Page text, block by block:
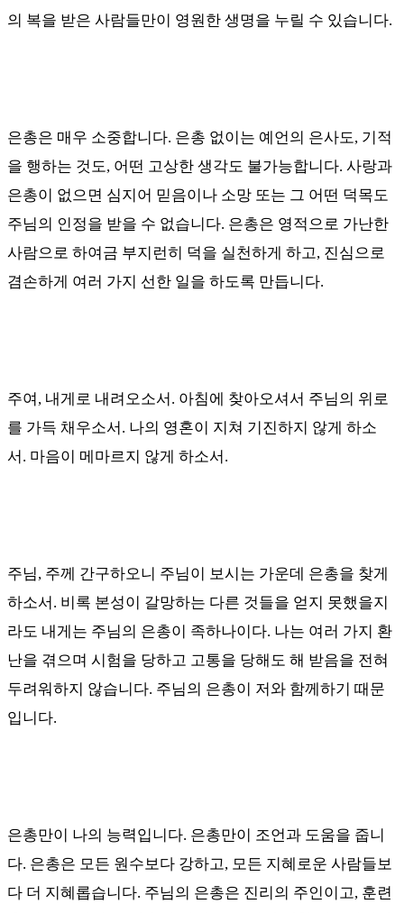
의 복을 받은 사람들만이 영원한 생명을 누릴 수 있습니다.
은총은 매우 소중합니다. 은총 없이는 예언의 은사도, 기적
을 행하는 것도, 어떤 고상한 생각도 불가능합니다. 사랑과
은총이 없으면 심지어 믿음이나 소망 또는 그 어떤 덕목도
주님의 인정을 받을 수 없습니다. 은총은 영적으로 가난한
사람으로 하여금 부지런히 덕을 실천하게 하고, 진심으로
겸손하게 여러 가지 선한 일을 하도록 만듭니다.
주여 , 내게로 내려오소서 . 아침에 찾아오셔서 주님의 위로
를 가득 채우소서 . 나의 영혼이 지쳐 기진하지 않게 하소
서. 마음이 메마르지 않게 하소서 .
주님, 주께 간구하오니 주님이 보시는 가운데 은총을 찾게
하소서 . 비록 본성이 갈망하는 다른 것들을 얻지 못했을지
라도 내게는 주님의 은총이 족하나이다. 나는 여러 가지 환
난을 겪으며 시험을 당하고 고통을 당해도 해 받음을 전혀
두려워하지 않습니다. 주님의 은총이 저와 함께하기 때문
입니다.
은총만이 나의 능력입니다. 은총만이 조언과 도움을 줍니
다. 은총은 모든 원수보다 강하고, 모든 지혜로운 사람들보
다 더 지혜롭습니다. 주님의 은총은 진리의 주인이고, 훈련